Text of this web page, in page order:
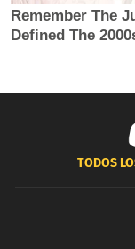
TODOS